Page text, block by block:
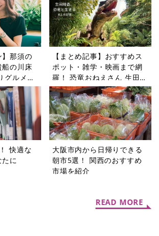
】那須の
の川床
グルメ旅
【まとめ記事】おすすめス
ポット・雑学・映画まで網
羅！ 恐竜おねえさん 生田晴
香の恐竜コラム9選
快適な
に
大阪市内から日帰りできる
朝市5選！ 関西のおすすめ
市場を紹介
READ MORE